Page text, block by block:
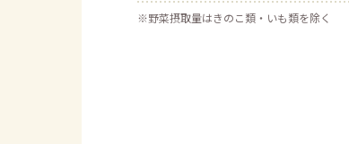
※野菜摂取量はきのこ類・いも類を除く